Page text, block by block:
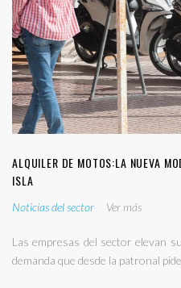
ALQUILER DE MOTOS:LA NUEVA
ISLA
Noticias del sector Ver más
Las empresas del sector elevan
demanda que desde la patronal